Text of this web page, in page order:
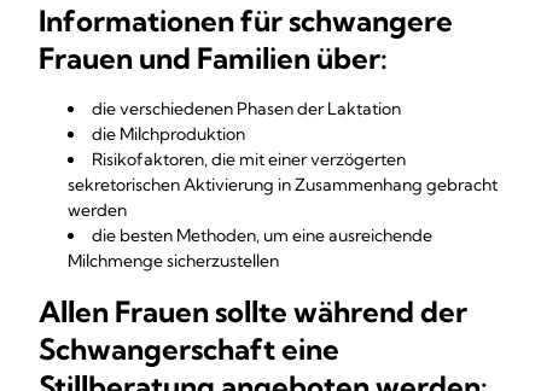
Informationen für schwangere
Frauen und Familien über:
die verschiedenen Phasen der Laktation
die Milchproduktion
Risikofaktoren, die mit einer verzögerten
sekretorischen Aktivierung in Zusammenhang gebracht
werden
die besten Methoden, um eine ausreichende
Milchmenge sicherzustellen
Allen Frauen sollte während der
Schwangerschaft eine